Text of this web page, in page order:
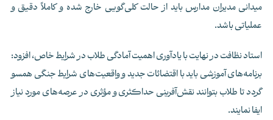
میدانی مدیران مدارس باید از حالت کلی‌گویی خارج شده و کاملاً دقیق و
عملیاتی باشد.
استاد نظافت در نهایت با یادآوری اهمیت آمادگی طلاب در شرایط خاص، افزود:
برنامه‌های آموزشی باید با اقتضائات جدید و واقعیت‌های شرایط جنگی همسو
گردد تا طلاب بتوانند نقش‌آفرینی حداکثری و مؤثری در عرصه‌های مورد نیاز
ایفا نمایند.